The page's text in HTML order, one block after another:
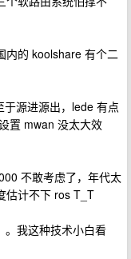
内的 koolshare 有个二
源进源出，lede 有点
置 mwan 没太大效
不敢考虑了，年代太
估计不下 ros T_T
。我这种技术小白看